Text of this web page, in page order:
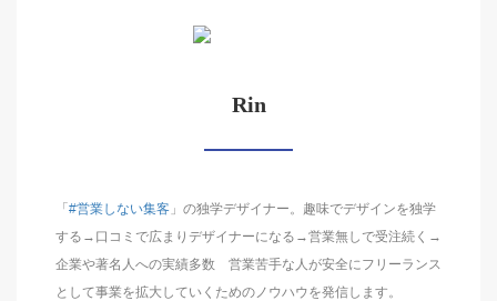
Rin
「 #営業しない集客 」の独学デザイナー。趣味でデザインを独学
する→口コミで広まりデザイナーになる→営業無しで受注続く→
企業や著名人への実績多数 営業苦手な人が安全にフリーランス
として事業を拡大していくためのノウハウを発信します。